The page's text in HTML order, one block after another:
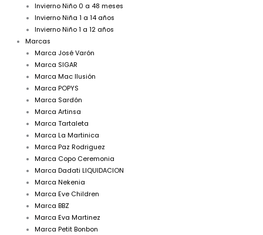
Invierno Niño 0 a 48 meses
Invierno Niña 1 a 14 años
Invierno Niño 1 a 12 años
Marcas
Marca José Varón
Marca SIGAR
Marca Mac Ilusión
Marca POPYS
Marca Sardón
Marca Artinsa
Marca Tartaleta
Marca La Martinica
Marca Paz Rodriguez
Marca Copo Ceremonia
Marca Dadati LIQUIDACION
Marca Nekenia
Marca Eve Children
Marca BBZ
Marca Eva Martinez
Marca Petit Bonbon